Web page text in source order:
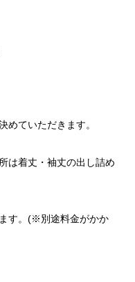
めていただきます。
は着丈・袖丈の出し詰め
す。(※別途料金がかか